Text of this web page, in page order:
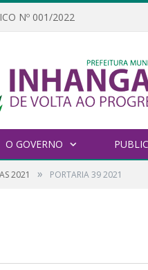
Nº 001/2022
O GOVERNO
2021 » PORTARIA 39 2021